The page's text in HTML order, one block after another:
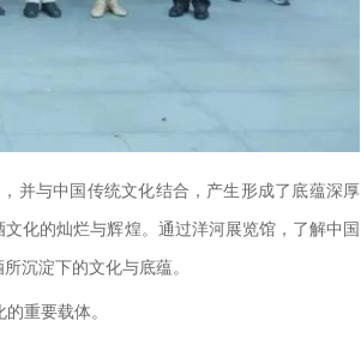
并与中国传统文化结合，产生形成了底蕴深厚
化的灿烂与辉煌。通过洋河展览馆，了解中国
沉淀下的文化与底蕴。
重要载体。